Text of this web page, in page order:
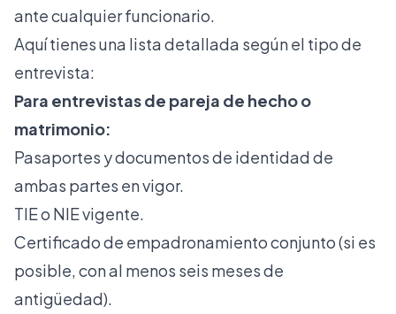
ante cualquier funcionario.
Aquí tienes una lista detallada según el tipo de
entrevista:
Para entrevistas de pareja de hecho o
matrimonio:
Pasaportes y documentos de identidad de
ambas partes en vigor.
TIE o NIE vigente.
Certificado de empadronamiento conjunto (si es
posible, con al menos seis meses de
antigüedad).